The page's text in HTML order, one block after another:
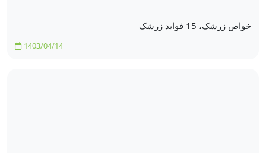
خواص زرشک، 15 فواید زرشک
1403/04/14